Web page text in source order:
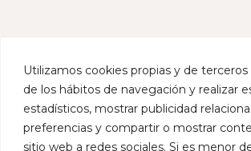
Utilizamos cookies propias y de terceros
de los hábitos de navegación y realizar
estadísticos, mostrar publicidad
preferencias y compartir o mostrar
sitio web a redes sociales. Si es menor